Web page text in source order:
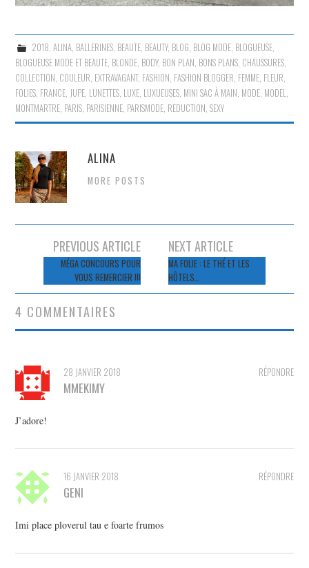
2018, ALINA, BALLERINES, BEAUTE, BEAUTY, BLOG, BLOG MODE, BLOGUEUSE,
BLOGUEUSE MODE ET BEAUTE, BLONDE, BODY, BON PLAN, BONS PLANS, CHAUSSURES,
COLLECTION, COULEUR, EXTRAVAGANT, FASHION, FASHION BLOGGER, FEMME, FLEUR,
FOLIES, FRANCE, JUPE, LUNETTES, LUXE, LUXUEUSES, MINI SAC À MAIN, MODE, MODEL,
MONTMARTRE, PARIS, PARISIENNE, PARISMODE, REDUCTION,SEXY
ALINA
MORE POSTS
Navigation
articles
PREVIOUS ARTICLE
MÉGA CONCOURS POUR
VOUS REMERCIER !!!
NEXT ARTICLE
MA FOLIE : LE THÉ ET LES
HÔTELS…
4 COMMENTAIRES
RÉPONDRE
28 JANVIER 2018
MMEKIMY
J’adore!
RÉPONDRE
16 JANVIER 2018
GENI
Imi place ploverul tau e foarte frumos